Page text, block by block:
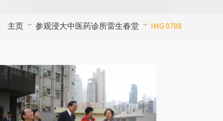
主页 参观浸大中医药诊所雷生春堂 IMG 0788